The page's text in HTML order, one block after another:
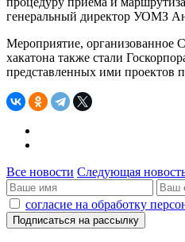
генеральный директор УОМЗ
Мероприятие, организованное
хакатона также стали
представленных ими проектов
Все новости Следующая
согласие на обработку